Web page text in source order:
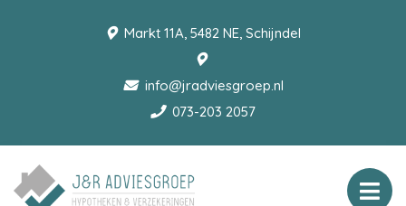
Markt 11A, 5482 NE, Schijndel
info@jradviesgroep.nl
073-203 2057